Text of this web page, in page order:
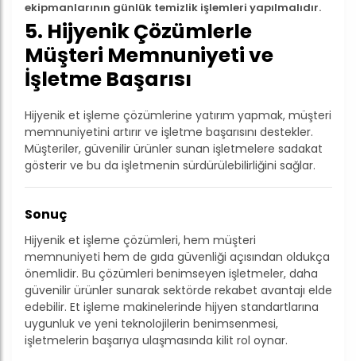
ekipmanlarının günlük temizlik işlemleri yapılmalıdır.
5. Hijyenik Çözümlerle
Müşteri Memnuniyeti ve
İşletme Başarısı
Hijyenik et işleme çözümlerine yatırım yapmak, müşteri
memnuniyetini artırır ve işletme başarısını destekler.
Müşteriler, güvenilir ürünler sunan işletmelere sadakat
gösterir ve bu da işletmenin sürdürülebilirliğini sağlar.
Sonuç
Hijyenik et işleme çözümleri, hem müşteri
memnuniyeti hem de gıda güvenliği açısından oldukça
önemlidir. Bu çözümleri benimseyen işletmeler, daha
güvenilir ürünler sunarak sektörde rekabet avantajı elde
edebilir. Et işleme makinelerinde hijyen standartlarına
uygunluk ve yeni teknolojilerin benimsenmesi,
işletmelerin başarıya ulaşmasında kilit rol oynar.